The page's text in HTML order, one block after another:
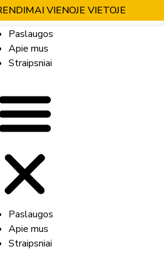
VIENOJE VIETOJE
Paslaugos
Apie mus
Straipsniai
Paslaugos
Apie mus
Straipsniai